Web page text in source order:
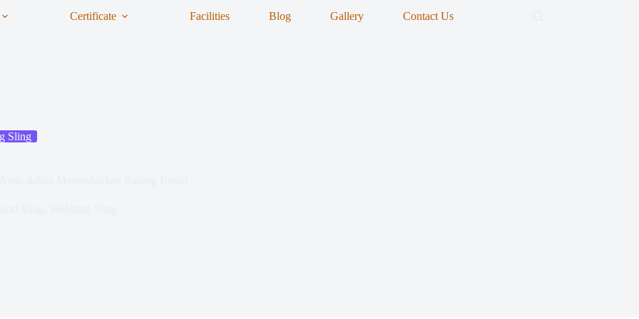
Certificate Facilities Blog Gallery Contact Us
Sling